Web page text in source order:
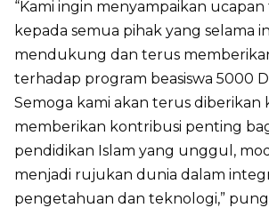
“Kami ingin menyampaikan ucapan
kepada semua pihak yang selama
mendukung dan terus
terhadap program beasiswa 5000
Semoga kami akan terus
memberikan kontribusi penting
pendidikan Islam yang unggul,
menjadi rujukan dunia dalam
pengetahuan dan teknologi,”